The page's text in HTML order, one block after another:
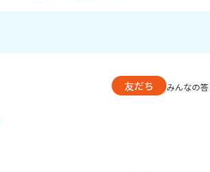
友だち みんなの答